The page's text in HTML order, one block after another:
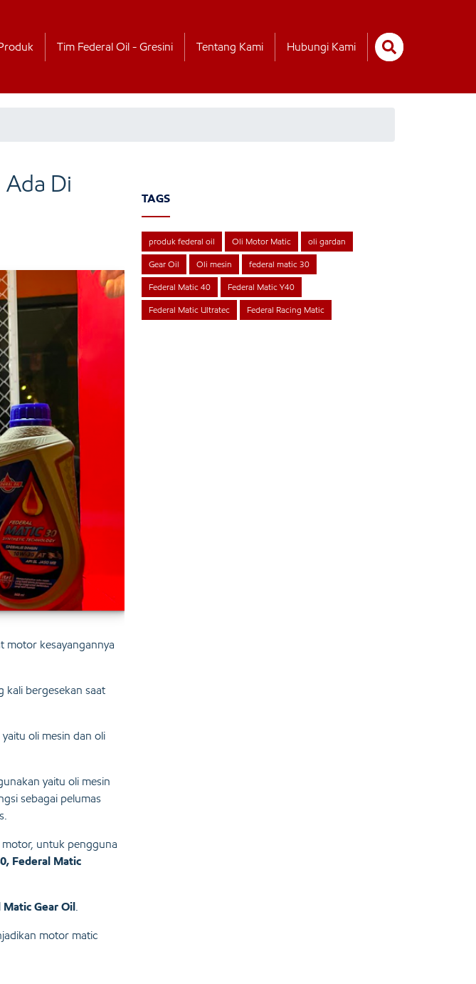
Tim Federal Oil - Gresini Tentang Kami Hubungi Kami
Di
motor kesayangannya
kali bergesekan saat
oli mesin dan oli
yaitu oli mesin
sebagai pelumas
untuk pengguna
, Federal Matic
Matic Gear Oil.
motor matic
TAGS
produk federal oil Oli Motor Matic oli gardan
Gear Oil Oli mesin federal matic 30
Federal Matic 40 Federal Matic Y40
Federal Matic Ultratec Federal Racing Matic